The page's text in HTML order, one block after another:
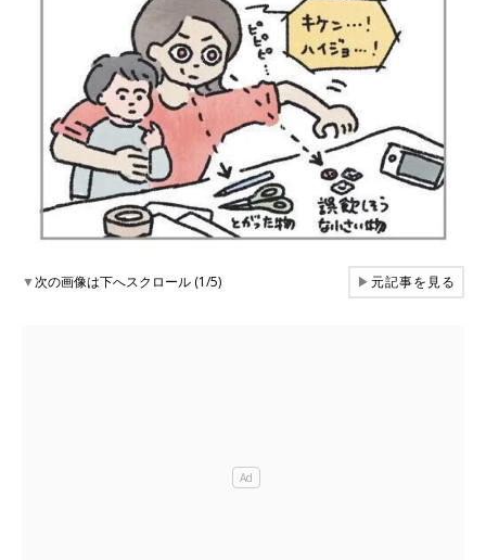
▼次の画像は下へスクロール (1/5) ▶元記事を見る